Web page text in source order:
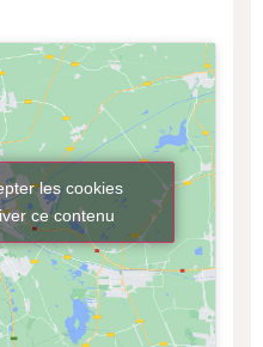
les cookies
ce contenu